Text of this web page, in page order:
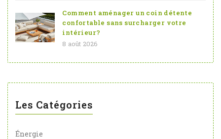
Comment aménager un coin détente
confortable sans surcharger votre
intérieur?
8 août 2026
Les Catégories
Énergie